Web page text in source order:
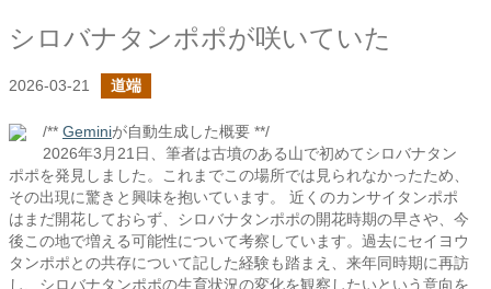
シロバナタンポポが咲いていた
2026-03-21 道端
/** Geminiが自動生成した概要 **/
2026年3月21日、筆者は古墳のある山で初めてシロバナタン
ポポを発見しました。これまでこの場所では見られなかったため、
その出現に驚きと興味を抱いています。 近くのカンサイタンポポ
はまだ開花しておらず、シロバナタンポポの開花時期の早さや、今
後この地で増える可能性について考察しています。過去にセイヨウ
タンポポとの共存について記した経験も踏まえ、来年同時期に再訪
し、シロバナタンポポの生育状況の変化を観察したいという意向を